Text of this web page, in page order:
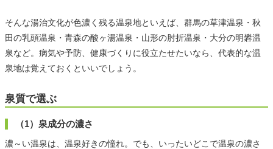
そんな湯治文化が色濃く残る温泉地といえば、群馬の草津温泉・秋
田の乳頭温泉・青森の酸ヶ湯温泉・山形の肘折温泉・大分の明礬温
泉など。病気や予防、健康づくりに役立たせたいなら、代表的な温
泉地は覚えておくといいでしょう。
泉質で選ぶ
（1）泉成分の濃さ
濃～い温泉は、温泉好きの憧れ。でも、いったいどこで温泉の濃さ